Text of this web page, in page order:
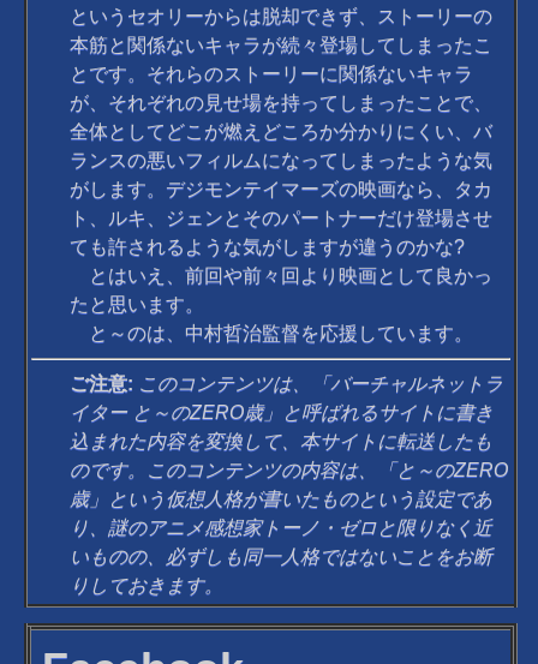
というセオリーからは脱却できず、ストーリーの
本筋と関係ないキャラが続々登場してしまったこ
とです。それらのストーリーに関係ないキャラ
が、それぞれの見せ場を持ってしまったことで、
全体としてどこが燃えどころか分かりにくい、バ
ランスの悪いフィルムになってしまったような気
がします。デジモンテイマーズの映画なら、タカ
ト、ルキ、ジェンとそのパートナーだけ登場させ
ても許されるような気がしますが違うのかな?
とはいえ、前回や前々回より映画として良かっ
たと思います。
と～のは、中村哲治監督を応援しています。
ご注意: このコンテンツは、「バーチャルネットラ
イター と～のZERO歳」と呼ばれるサイトに書き
込まれた内容を変換して、本サイトに転送したも
のです。このコンテンツの内容は、「と～のZERO
歳」という仮想人格が書いたものという設定であ
り、謎のアニメ感想家トーノ・ゼロと限りなく近
いものの、必ずしも同一人格ではないことをお断
りしておきます。